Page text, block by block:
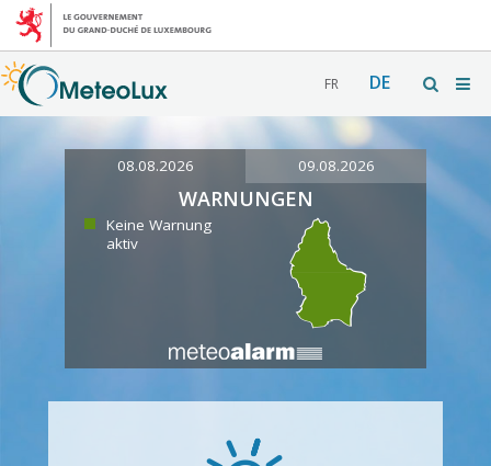
FR DE
08.08.2026 09.08.2026
WARNUNGEN
Keine Warnung
aktiv